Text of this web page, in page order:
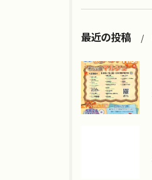
最近の投稿